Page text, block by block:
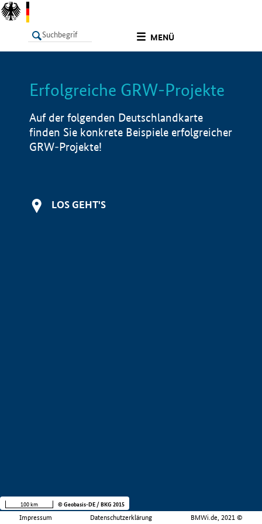
MENÜ
LISTE Info
Erfolgreiche GRW-Projekte
Auf der folgenden Deutschlandkarte
finden Sie konkrete Beispiele erfolgreicher
GRW-Projekte!
LOS GEHT'S
Impressum Datenschutzerklärung BMWi.de, 2021 ©
100 km © Geobasis-DE / BKG 2015